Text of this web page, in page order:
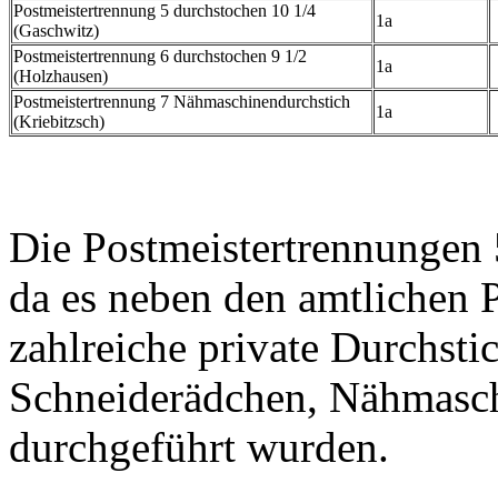
Postmeistertrennung 5 durchstochen 10 1/4
(Gaschwitz)
1a
Postmeistertrennung 6 durchstochen 9 1/2
(Holzhausen)
1a
Postmeistertrennung 7 Nähmaschinendurchstich
(Kriebitzsch)
1a
Die
da es neben den amtlichen
zahlreiche private
Schneiderädchen,
durchgeführt wurden.